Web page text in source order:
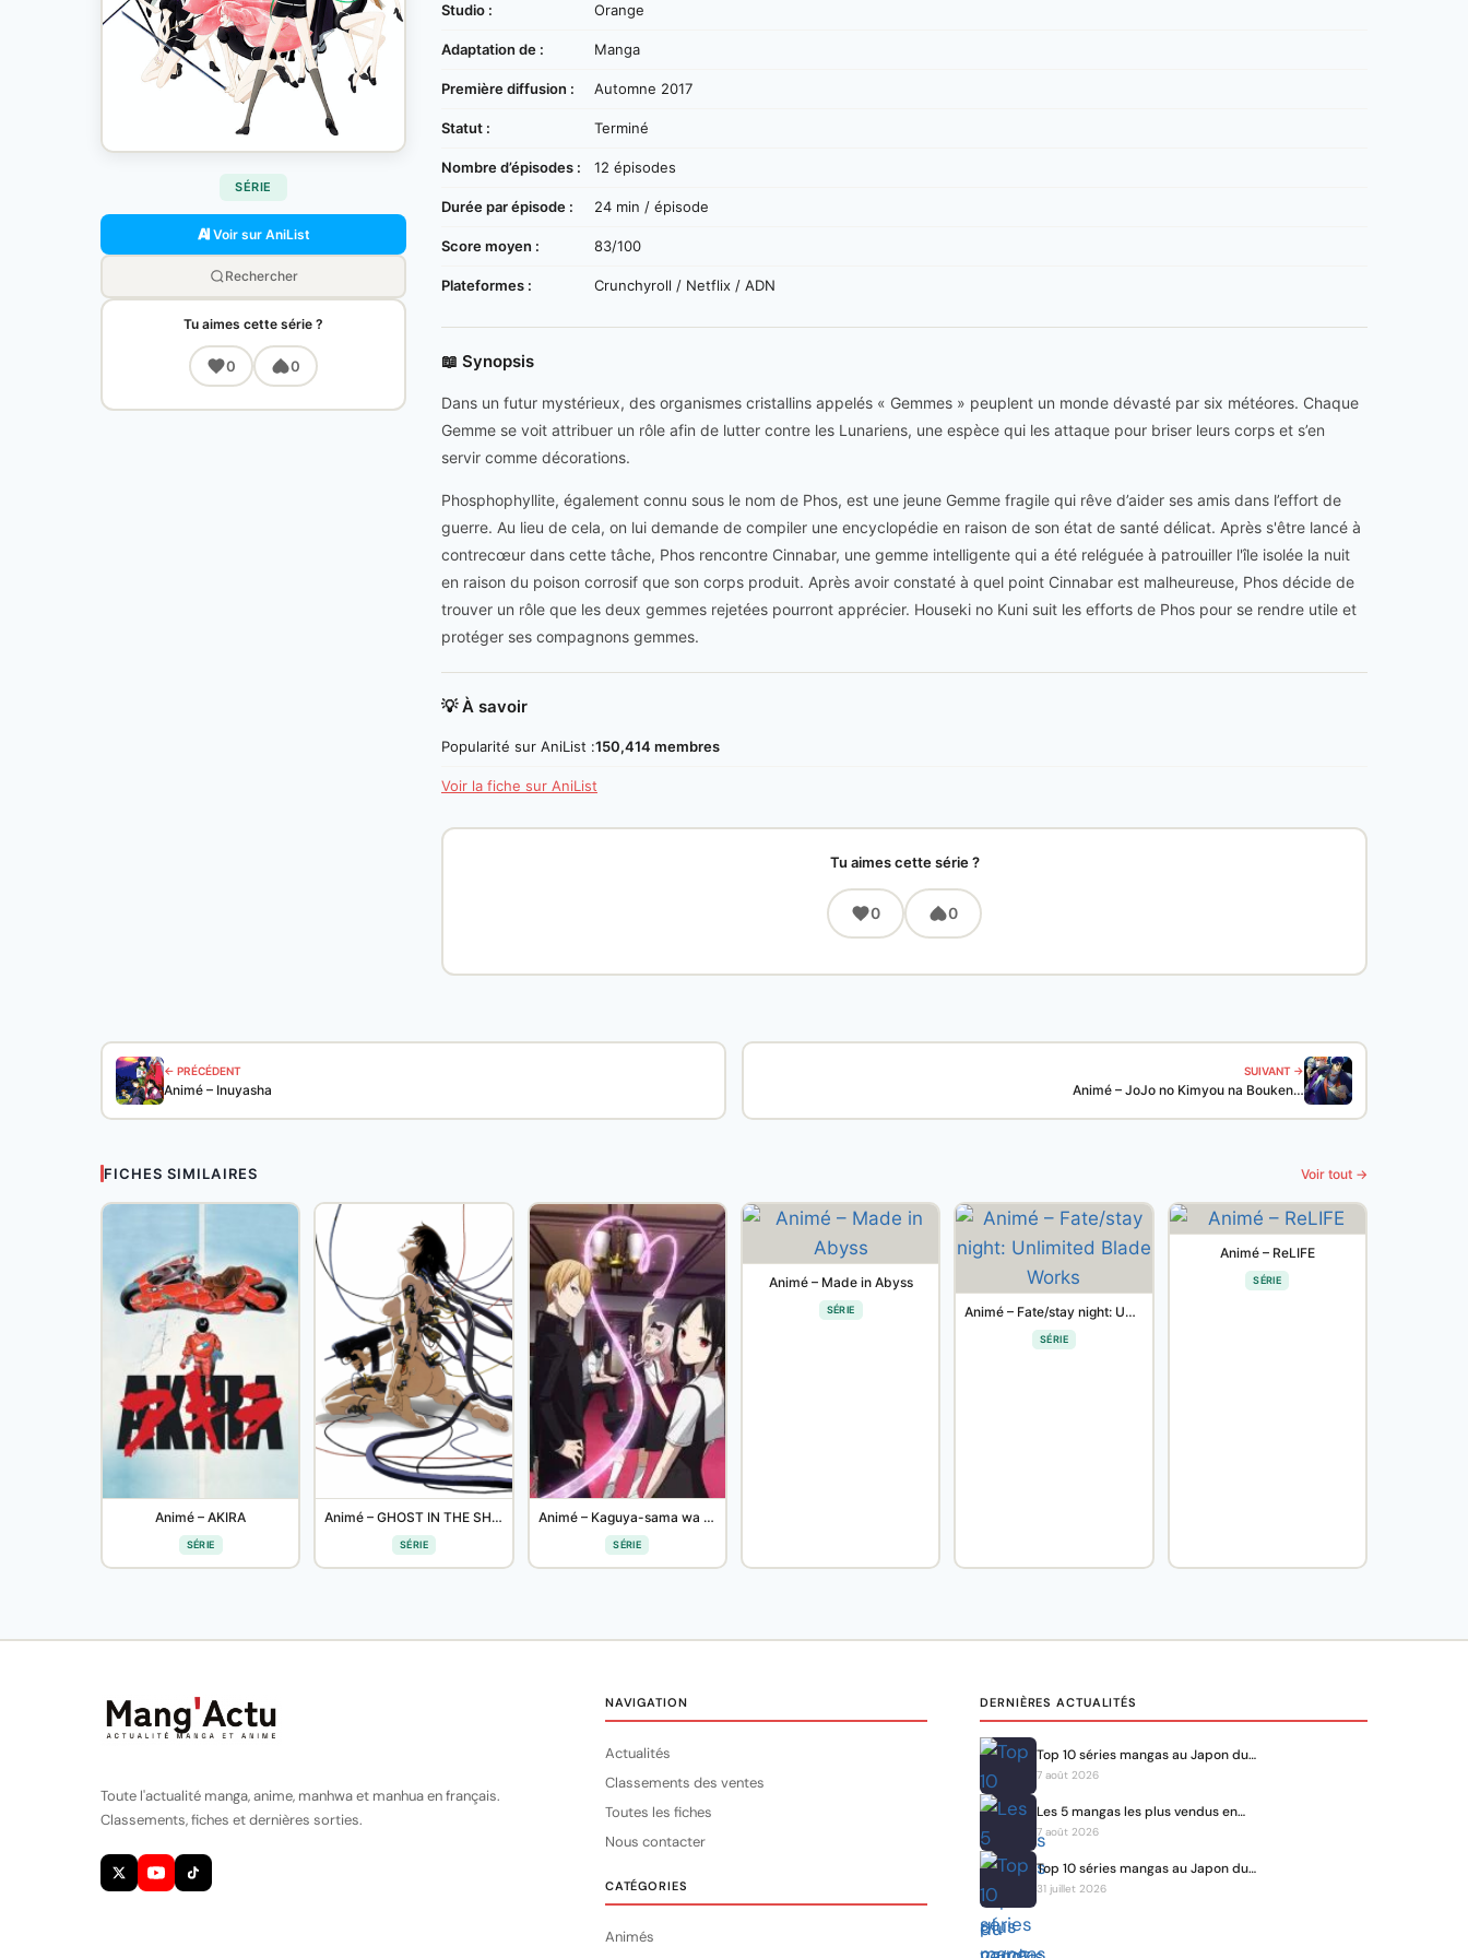
SÉRIE
Voir sur AniList
Rechercher
Tu aimes cette série ?
0 0
Studio : Orange
Adaptation de : Manga
Première diffusion : Automne 2017
Statut : Terminé
Nombre d’épisodes : 12 épisodes
Durée par épisode : 24 min / épisode
Score moyen : 83/100
Plateformes : Crunchyroll / Netflix / ADN
📖 Synopsis
Dans un futur mystérieux, des organismes cristallins appelés « Gemmes » peuplent un monde dévasté par six météores. Chaque
Gemme se voit attribuer un rôle afin de lutter contre les Lunariens, une espèce qui les attaque pour briser leurs corps et s’en
servir comme décorations.
Phosphophyllite, également connu sous le nom de Phos, est une jeune Gemme fragile qui rêve d’aider ses amis dans l’effort de
guerre. Au lieu de cela, on lui demande de compiler une encyclopédie en raison de son état de santé délicat. Après s'être lancé à
contrecœur dans cette tâche, Phos rencontre Cinnabar, une gemme intelligente qui a été reléguée à patrouiller l'île isolée la nuit
en raison du poison corrosif que son corps produit. Après avoir constaté à quel point Cinnabar est malheureuse, Phos décide de
trouver un rôle que les deux gemmes rejetées pourront apprécier. Houseki no Kuni suit les efforts de Phos pour se rendre utile et
protéger ses compagnons gemmes.
💡 À savoir
Popularité sur AniList :150,414 membres
Voir la fiche sur AniList
Tu aimes cette série ?
0 0
← PRÉCÉDENT
Animé – Inuyasha
SUIVANT →
Animé – JoJo no Kimyou na Bouken…
FICHES SIMILAIRES Voir tout →
Animé – AKIRA
SÉRIE
Animé – GHOST IN THE SHELL: Koukaku Kidoutai
SÉRIE
Animé – Kaguya-sama wa Kokurasetai: Tensaitachi no Renai Zunousen
SÉRIE
Animé – Made in Abyss
SÉRIE Animé – Fate/stay night: Unlimited Blade Works
SÉRIE
Animé – ReLIFE
SÉRIE
Toute l'actualité manga, anime, manhwa et manhua en français.
Classements, fiches et dernières sorties.
NAVIGATION
Actualités
Classements des ventes
Toutes les fiches
Nous contacter
CATÉGORIES
Animés
DERNIÈRES ACTUALITÉS
Top 10 séries mangas au Japon du…
7 août 2026
Les 5 mangas les plus vendus en…
7 août 2026
Top 10 séries mangas au Japon du…
31 juillet 2026